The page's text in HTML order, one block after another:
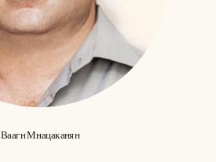
Ваагн Мнацаканян